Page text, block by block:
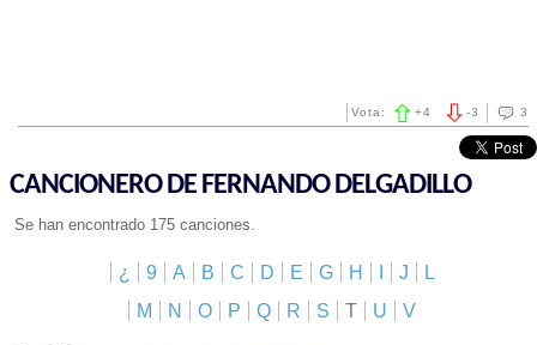
3
-3
Vota: +4
CANCIONERO DE FERNANDO DELGADILLO
Se han encontrado 175 canciones.
¿ 9 A B C D E G H J
L
M
N O P Q R S T U V